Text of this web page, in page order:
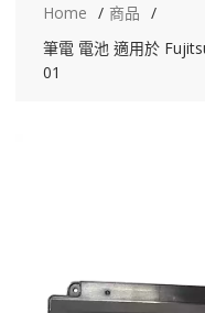
Home
商品
筆電 電池 適用於
01